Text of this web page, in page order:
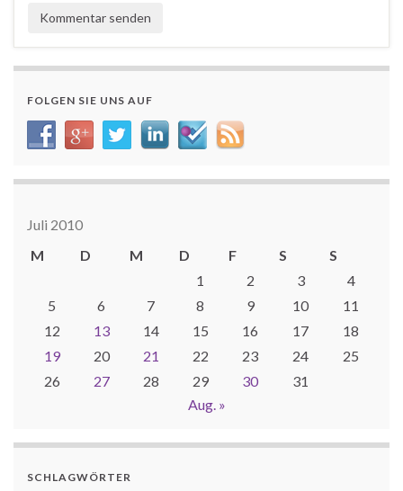
FOLGEN SIE UNS AUF
Juli 2010
M
D M D F S
S
1
2 3
4
5
6 7 8 9 10
11
12
13 14 15 16 17
18
19
20 21 22 23 24
25
26
27 28 29 30
31
Aug. »
SCHLAGWÖRTER